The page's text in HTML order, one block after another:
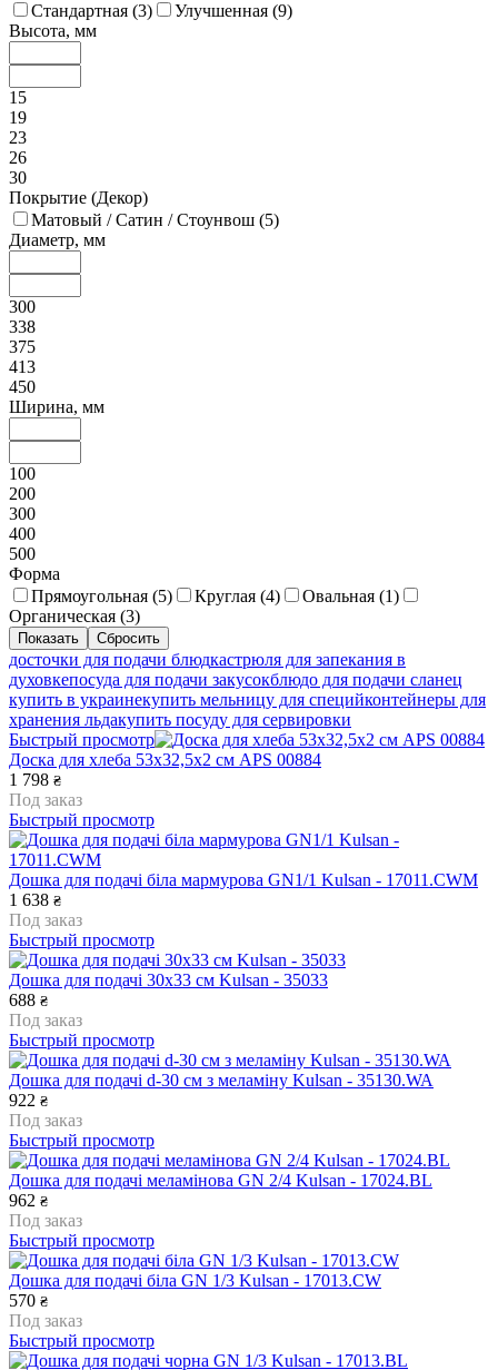
Стандартная (3) Улучшенная (9)
Высота, мм
15
19
23
26
30
Покрытие (Декор)
Матовый / Сатин / Стоунвош (5)
Диаметр, мм
300
338
375
413
450
Ширина, мм
100
200
300
400
500
Форма
Прямоугольная (5) Круглая (4) Овальная (1)
Органическая (3)
досточки для подачи блюдкастрюля для запекания в
духовкепосуда для подачи закусокблюдо для подачи сланец
купить в украинекупить мельницу для специйконтейнеры для
хранения льдакупить посуду для сервировки
Быстрый просмотр
Доска для хлеба 53х32,5х2 см APS 00884
1 798 ₴
Под заказ
Быстрый просмотр
Дошка для подачі біла мармурова GN1/1 Kulsan - 17011.CWM
1 638 ₴
Под заказ
Быстрый просмотр
Дошка для подачі 30х33 см Kulsan - 35033
688 ₴
Под заказ
Быстрый просмотр
Дошка для подачі d-30 см з меламіну Kulsan - 35130.WA
922 ₴
Под заказ
Быстрый просмотр
Дошка для подачі меламінова GN 2/4 Kulsan - 17024.BL
962 ₴
Под заказ
Быстрый просмотр
Дошка для подачі біла GN 1/3 Kulsan - 17013.CW
570 ₴
Под заказ
Быстрый просмотр